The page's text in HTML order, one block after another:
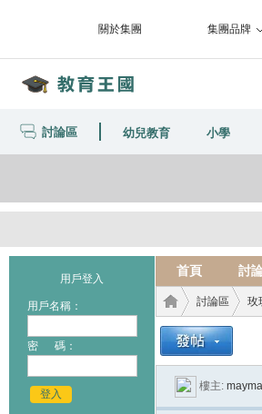
關於集團 集團品牌
討論區 幼兒教育 小學
用戶登入
用戶名稱：
密 碼：
登入
首頁 討
教育›
討論區 玫
樓主: